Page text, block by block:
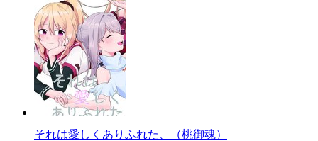
それは愛しくありふれた、（桃御魂）